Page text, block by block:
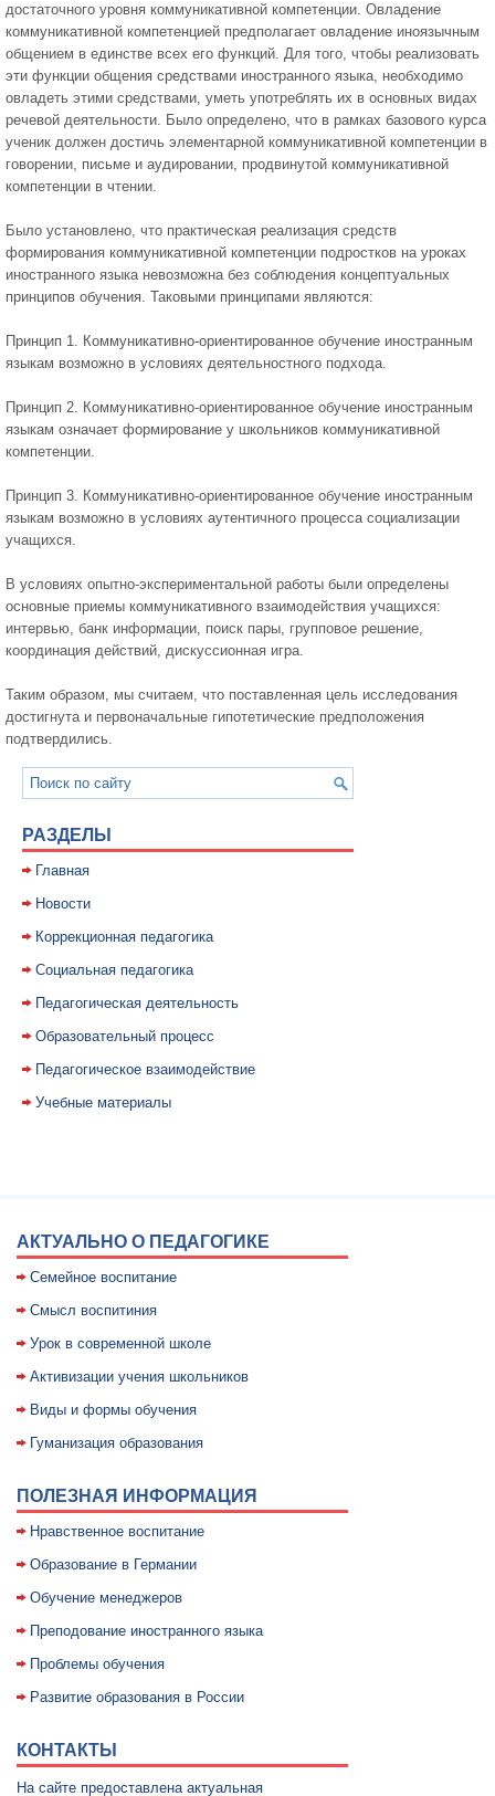
достаточного уровня коммуникативной компетенции. Овладение
коммуникативной компетенцией предполагает овладение иноязычным
общением в единстве всех его функций. Для того, чтобы реализовать
эти функции общения средствами иностранного языка, необходимо
овладеть этими средствами, уметь употреблять их в основных видах
речевой деятельности. Было определено, что в рамках базового курса
ученик должен достичь элементарной коммуникативной компетенции в
говорении, письме и аудировании, продвинутой коммуникативной
компетенции в чтении.
Было установлено, что практическая реализация средств
формирования коммуникативной компетенции подростков на уроках
иностранного языка невозможна без соблюдения концептуальных
принципов обучения. Таковыми принципами являются:
Принцип 1. Коммуникативно-ориентированное обучение иностранным
языкам возможно в условиях деятельностного подхода.
Принцип 2. Коммуникативно-ориентированное обучение иностранным
языкам означает формирование у школьников коммуникативной
компетенции.
Принцип 3. Коммуникативно-ориентированное обучение иностранным
языкам возможно в условиях аутентичного процесса социализации
учащихся.
В условиях опытно-экспериментальной работы были определены
основные приемы коммуникативного взаимодействия учащихся:
интервью, банк информации, поиск пары, групповое решение,
координация действий, дискуссионная игра.
Таким образом, мы считаем, что поставленная цель исследования
достигнута и первоначальные гипотетические предположения
подтвердились.
РАЗДЕЛЫ
Главная
Новости
Коррекционная педагогика
Социальная педагогика
Педагогическая деятельность
Образовательный процесс
Педагогическое взаимодействие
Учебные материалы
АКТУАЛЬНО О ПЕДАГОГИКЕ
Семейное воспитание
Смысл воспитиния
Уpок в совpеменной школе
Активизации учения школьников
Виды и формы обучения
Гуманизация образования
ПОЛЕЗНАЯ ИНФОРМАЦИЯ
Нравственное воспитание
Образование в Германии
Обучение менеджеров
Преподование иностранного языка
Проблемы обучения
Развитие образования в России
КОНТАКТЫ
На сайте предоставлена актуальная